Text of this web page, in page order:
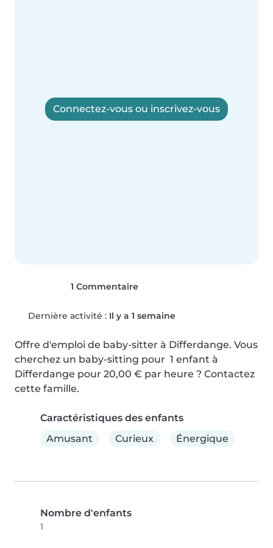
Connectez-vous ou inscrivez-vous
1 Commentaire
Dernière activité : Il y a 1 semaine
Offre d'emploi de baby-sitter à Differdange. Vous
cherchez un baby-sitting pour  1 enfant à
Differdange pour 20,00 € par heure ? Contactez
cette famille.
Caractéristiques des enfants
Amusant
Curieux Énergique
Nombre d'enfants
1